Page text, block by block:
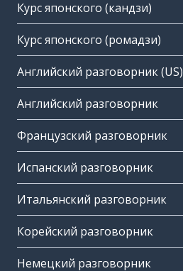
Курс японского (кандзи)
Курс японского (ромадзи)
Английский разговорник (US)
Английский разговорник
Французский разговорник
Испанский разговорник
Итальянский разговорник
Корейский разговорник
Немецкий разговорник